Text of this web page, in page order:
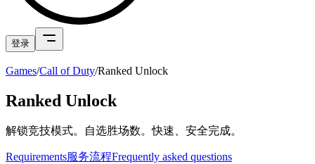
登录
Games/Call of Duty/Ranked Unlock
Ranked Unlock
解锁竞技模式。自选胜场数。快速、安全完成。
Requirements服务流程Frequently asked questions